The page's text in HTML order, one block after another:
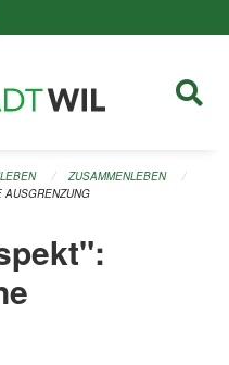
ZUSAMMENLEBEN
AUSGRENZUNG